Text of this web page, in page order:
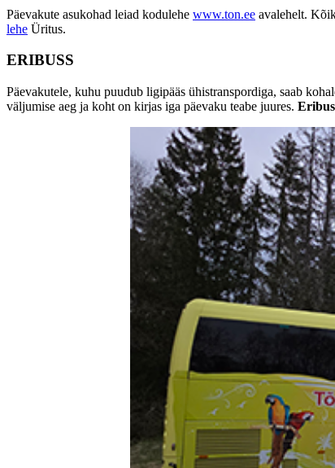
Päevakute asukohad leiad kodulehe www.ton.ee avalehelt.
lehe Üritus.
ERIBUSS
Päevakutele, kuhu puudub ligipääs ühistranspordiga, saab
väljumise aeg ja koht on kirjas iga päevaku teabe juures.